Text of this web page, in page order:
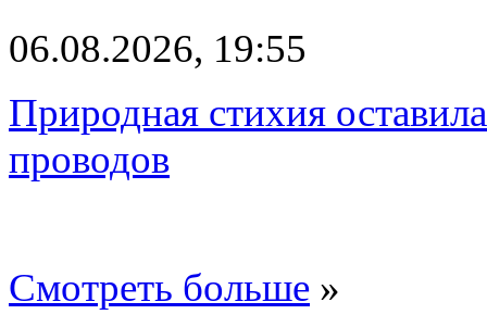
06.08.2026, 19:55
Природная стихия
проводов
Смотреть больше »